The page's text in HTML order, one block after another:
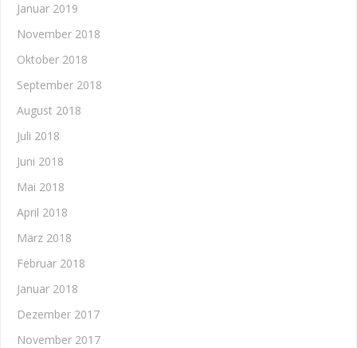
Januar 2019
November 2018
Oktober 2018
September 2018
August 2018
Juli 2018
Juni 2018
Mai 2018
April 2018
März 2018
Februar 2018
Januar 2018
Dezember 2017
November 2017